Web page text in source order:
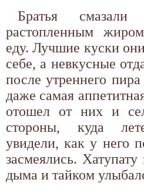
Братья
растопленным
еду. Лучшие куски
себе, а невкусные
после утреннего
даже самая
отошел от них и
стороны, куда
увидели, как у него
засмеялись.
дыма и тайком